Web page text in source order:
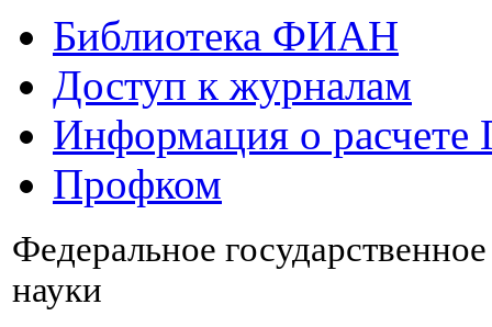
Библиотека ФИАН
Доступ к журналам
Информация о
Профком
Федеральное
науки